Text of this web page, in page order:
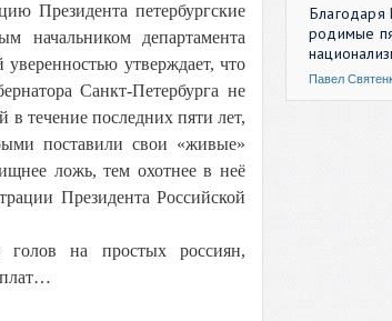
Президента петербургские
начальником департамента
утверждает, что
Санкт-Петербурга не
течение последних пяти лет,
поставили свои «живые»
ложь, тем охотнее в неё
Президента Российской
на простых россиян,
Благодаря
родимые
Павел